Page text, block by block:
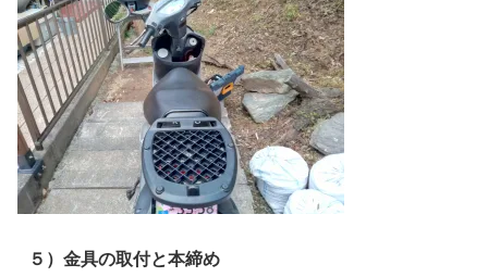
５）金具の取付と本締め